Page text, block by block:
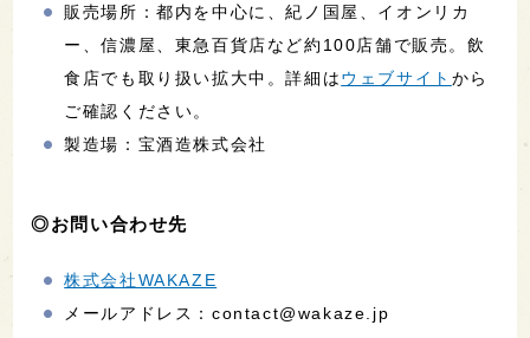
販売場所：都内を中心に、紀ノ国屋、イオンリカ
ー、信濃屋、東急百貨店など約100店舗で販売。飲
食店でも取り扱い拡大中。詳細はウェブサイト から
ご確認ください。
製造場：宝酒造株式会社
◎お問い合わせ先
株式会社WAKAZE
メールアドレス：contact@wakaze.jp